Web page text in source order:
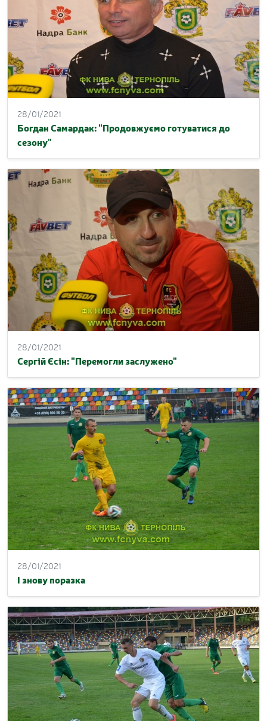
28/01/2021
Богдан Самардак: "Продовжуємо готуватися до
сезону"
28/01/2021
Сергій Єсін: "Перемогли заслужено"
28/01/2021
І знову поразка